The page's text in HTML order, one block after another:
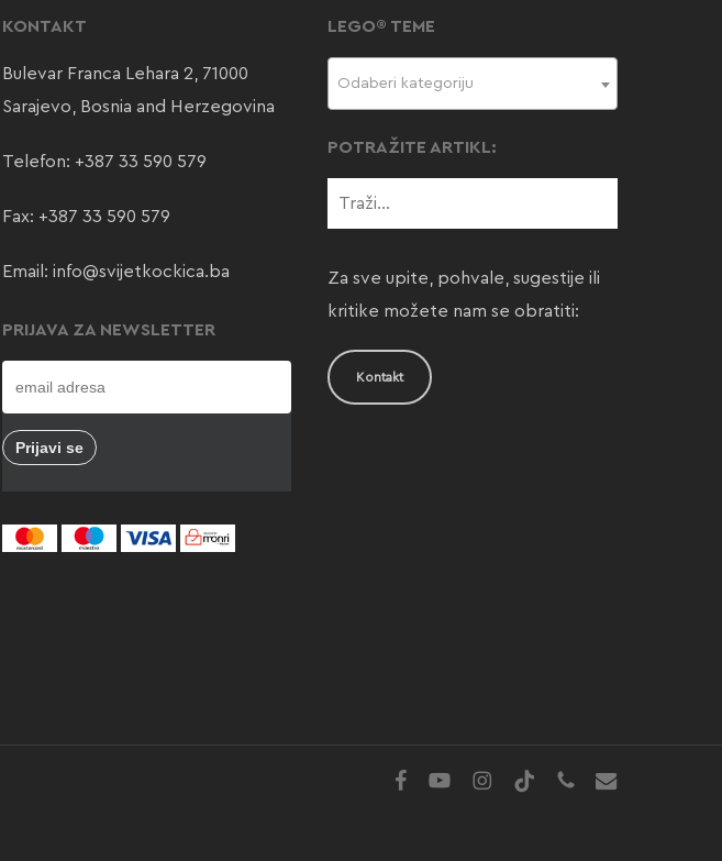
KONTAKT
Bulevar Franca Lehara 2, 71000
Sarajevo, Bosnia and Herzegovina
Telefon: +387 33 590 579
Fax: +387 33 590 579
Email: info@svijetkockica.ba
PRIJAVA ZA NEWSLETTER
LEGO® TEME
Odaberi kategoriju
POTRAŽITE ARTIKL:
Za sve upite, pohvale, sugestije ili
kritike možete nam se obratiti:
Kontakt
facebookyoutubeinstagram
tiktok phoneemail